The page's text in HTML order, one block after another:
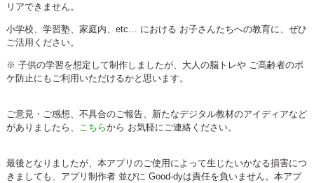
リアできません。
小学校、学習塾、家庭内、etc… における お子さんたちへの教育に、ぜひ
ご活用ください。
※ 子供の学習を想定して制作しましたが、大人の脳トレや ご高齢者のボ
ケ防止にもご利用いただけるかと思います。
ご意見・ご感想、不具合のご報告、新たなデジタル教材のアイディアなど
がありましたら、 こちらから お気軽にご連絡ください。
最後となりましたが、本アプリのご使用によって生じたいかなる損害につ
きましても、アプリ制作者 並びに Good-dyは責任を負いません。本アプ